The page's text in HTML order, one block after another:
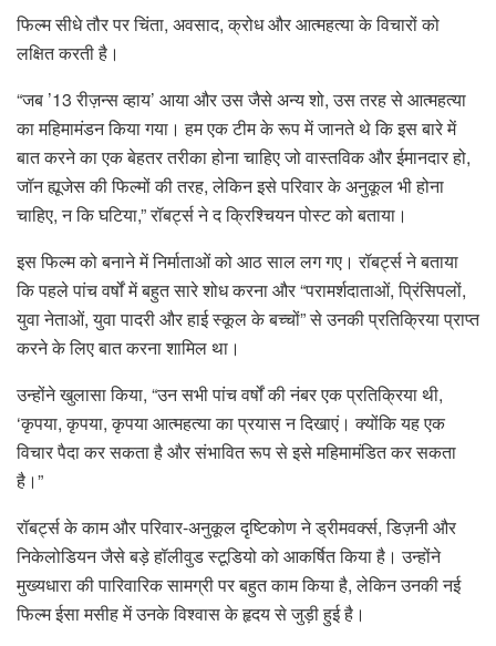
फिल्म सीधे तौर पर चिंता, अवसाद, क्रोध और आत्महत्या के विचारों को
लक्षित करती है।
“जब ’13 रीज़न्स व्हाय’ आया और उस जैसे अन्य शो, उस तरह से आत्महत्या
का महिमामंडन किया गया। हम एक टीम के रूप में जानते थे कि इस बारे में
बात करने का एक बेहतर तरीका होना चाहिए जो वास्तविक और ईमानदार हो,
जॉन ह्यूजेस की फिल्मों की तरह, लेकिन इसे परिवार के अनुकूल भी होना
चाहिए, न कि घटिया,” रॉबर्ट्स ने द क्रिश्चियन पोस्ट को बताया।
इस फिल्म को बनाने में निर्माताओं को आठ साल लग गए। रॉबर्ट्स ने बताया
कि पहले पांच वर्षों में बहुत सारे शोध करना और “परामर्शदाताओं, प्रिंसिपलों,
युवा नेताओं, युवा पादरी और हाई स्कूल के बच्चों” से उनकी प्रतिक्रिया प्राप्त
करने के लिए बात करना शामिल था।
उन्होंने खुलासा किया, “उन सभी पांच वर्षों की नंबर एक प्रतिक्रिया थी,
‘कृपया, कृपया, कृपया आत्महत्या का प्रयास न दिखाएं। क्योंकि यह एक
विचार पैदा कर सकता है और संभावित रूप से इसे महिमामंडित कर सकता
है।”
रॉबर्ट्स के काम और परिवार-अनुकूल दृष्टिकोण ने ड्रीमवर्क्स, डिज़नी और
निकेलोडियन जैसे बड़े हॉलीवुड स्टूडियो को आकर्षित किया है। उन्होंने
मुख्यधारा की पारिवारिक सामग्री पर बहुत काम किया है, लेकिन उनकी नई
फिल्म ईसा मसीह में उनके विश्वास के हृदय से जुड़ी हुई है।